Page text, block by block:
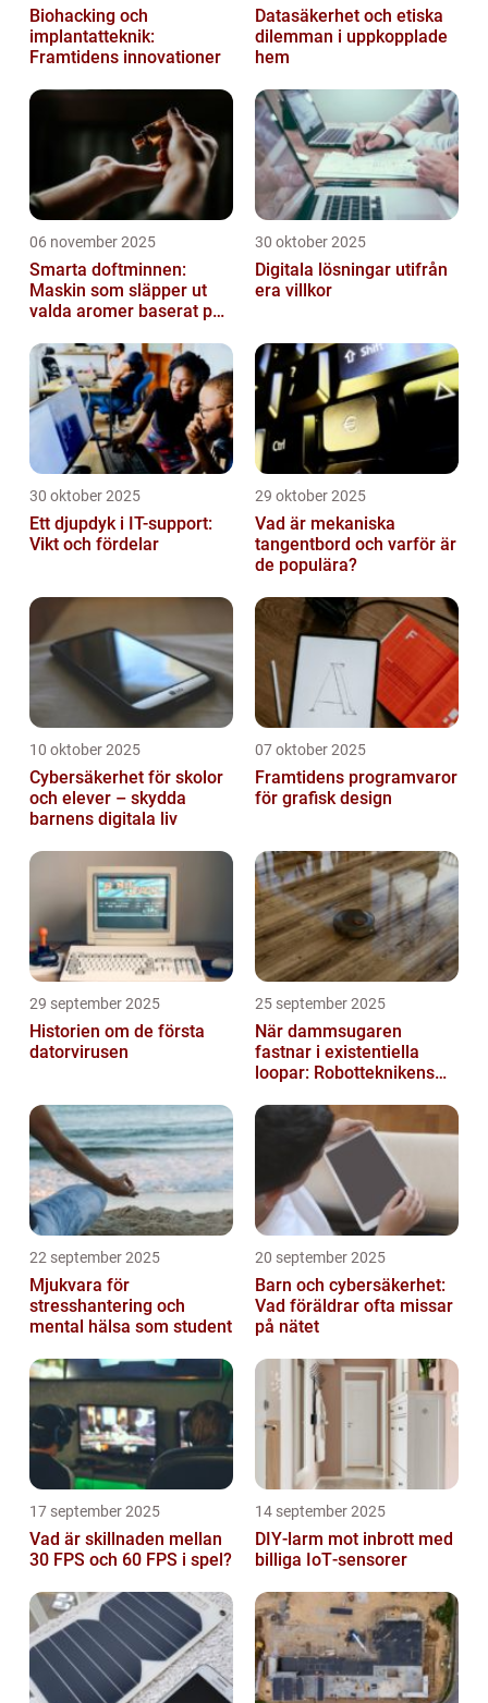
Biohacking och
implantatteknik:
Framtidens innovationer
Datasäkerhet och etiska
dilemman i uppkopplade
hem
06 november 2025
Smarta doftminnen:
Maskin som släpper ut
valda aromer baserat på
30 oktober 2025
Digitala lösningar utifrån
era villkor
30 oktober 2025
Ett djupdyk i IT-support:
Vikt och fördelar
29 oktober 2025
Vad är mekaniska
tangentbord och varför är
de populära?
10 oktober 2025
Cybersäkerhet för skolor
och elever – skydda
barnens digitala liv
07 oktober 2025
Framtidens programvaror
för grafisk design
29 september 2025
Historien om de första
datorvirusen
25 september 2025
När dammsugaren
fastnar i existentiella
loopar: Robotteknikens
22 september 2025
Mjukvara för
stresshantering och
mental hälsa som student
20 september 2025
Barn och cybersäkerhet:
Vad föräldrar ofta missar
på nätet
17 september 2025
Vad är skillnaden mellan
30 FPS och 60 FPS i spel?
14 september 2025
DIY‑larm mot inbrott med
billiga IoT‑sensorer